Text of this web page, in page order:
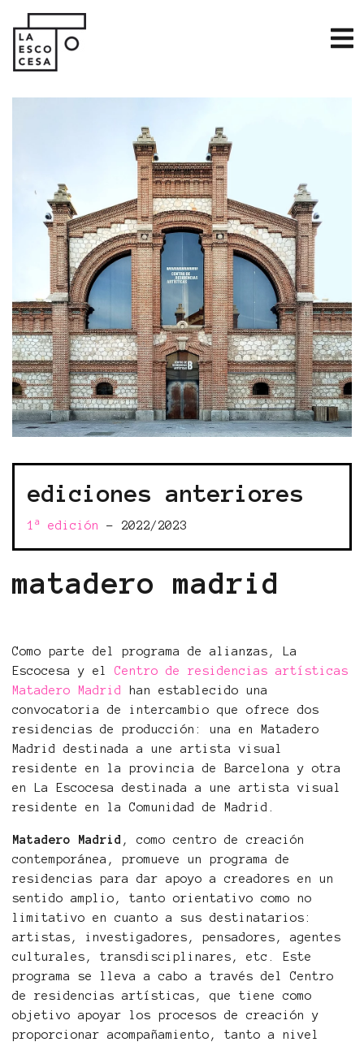
ediciones anteriores
1 a edición - 2022/2023
matadero madrid
Como parte del programa de alianzas, La
Escocesa y el Centro de residencias artísticas
Matadero Madrid
han establecido una
convocatoria de intercambio que ofrece dos
residencias de producción: una en Matadero
Madrid destinada a une artista visual
residente en la provincia de Barcelona y otra
en La Escocesa destinada a une artista visual
residente en la Comunidad de Madrid.
Matadero Madrid , como centro de creación
contemporánea, promueve un programa de
residencias para dar apoyo a creadores en un
sentido amplio, tanto orientativo como no
limitativo en cuanto a sus destinatarios:
artistas, investigadores, pensadores, agentes
culturales, transdisciplinares, etc. Este
programa se lleva a cabo a través del Centro
de residencias artísticas, que tiene como
objetivo apoyar los procesos de creación y
proporcionar acompañamiento, tanto a nivel